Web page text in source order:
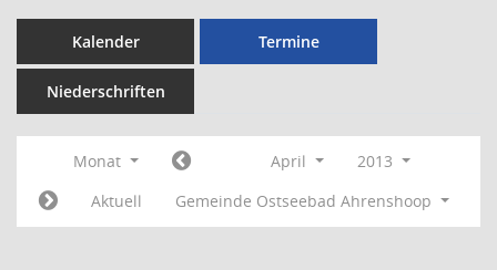
Kalender Termine
Niederschriften
Monat April
2013
Aktuell
Gemeinde Ostseebad Ahrenshoop